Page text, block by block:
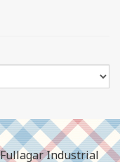
Fullagar Industrial